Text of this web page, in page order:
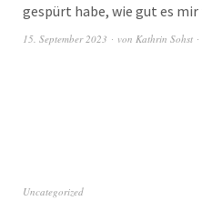
gespürt habe, wie gut es
15. September 2023 von Kathrin Sohst
Uncategorized